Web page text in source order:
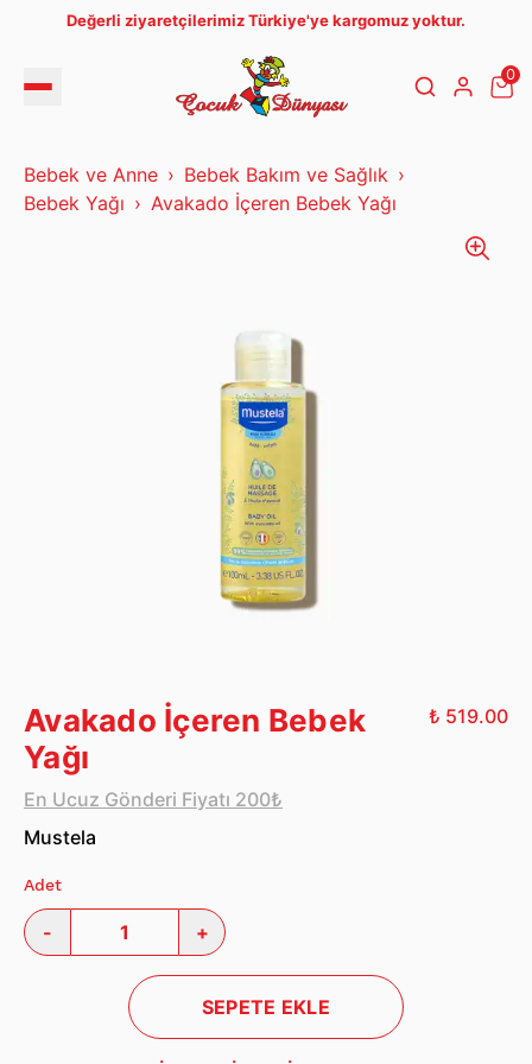
Değerli ziyaretçilerimiz Türkiye'ye kargomuz yoktur.
0
Bebek ve Anne
Bebek Bakım ve Sağlık
Bebek Yağı
Avakado İçeren Bebek Yağı
Avakado İçeren Bebek
Yağı
En Ucuz Gönderi Fiyatı 200₺
₺ 519.00
Mustela
Adet
- +
SEPETE EKLE